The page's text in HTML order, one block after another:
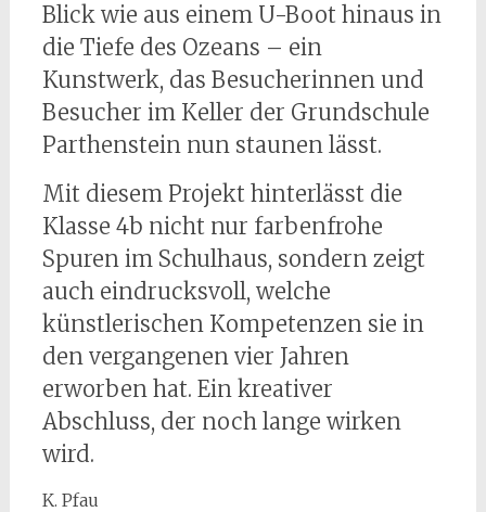
Blick wie aus einem U-Boot hinaus in
die Tiefe des Ozeans – ein
Kunstwerk, das Besucherinnen und
Besucher im Keller der Grundschule
Parthenstein nun staunen lässt.
Mit diesem Projekt hinterlässt die
Klasse 4b nicht nur farbenfrohe
Spuren im Schulhaus, sondern zeigt
auch eindrucksvoll, welche
künstlerischen Kompetenzen sie in
den vergangenen vier Jahren
erworben hat. Ein kreativer
Abschluss, der noch lange wirken
wird.
K. Pfau